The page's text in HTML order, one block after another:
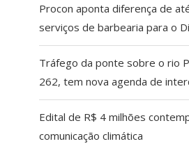
Procon aponta diferença de
serviços de barbearia para o
Tráfego da ponte sobre o rio
262, tem nova agenda de
Edital de R$ 4 milhões
comunicação climática